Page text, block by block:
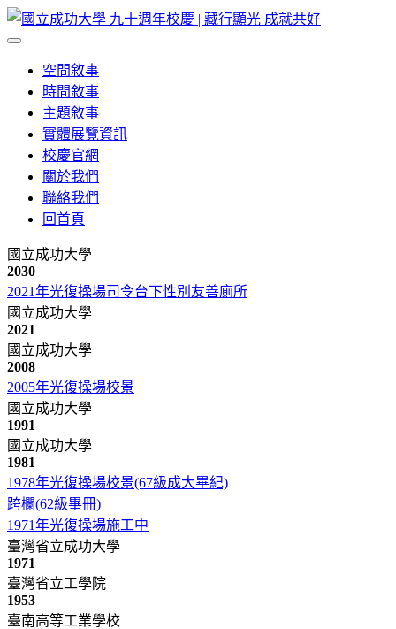
空間敘事
時間敘事
主題敘事
實體展覽資訊
校慶官網
關於我們
聯絡我們
回首頁
國立成功大學
2030
2021年光復操場司令台下性別友善廁所
國立成功大學
2021
國立成功大學
2008
2005年光復操場校景
國立成功大學
1991
國立成功大學
1981
1978年光復操場校景(67級成大畢紀)
跨欄(62級畢冊)
1971年光復操場施工中
臺灣省立成功大學
1971
臺灣省立工學院
1953
臺南高等工業學校